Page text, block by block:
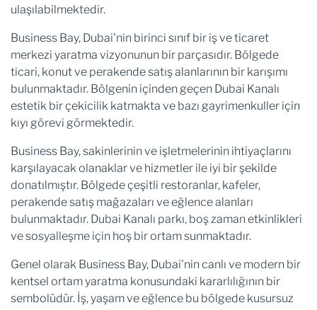
ulaşılabilmektedir.
Business Bay, Dubai'nin birinci sınıf bir iş ve ticaret
merkezi yaratma vizyonunun bir parçasıdır. Bölgede
ticari, konut ve perakende satış alanlarının bir karışımı
bulunmaktadır. Bölgenin içinden geçen Dubai Kanalı
estetik bir çekicilik katmakta ve bazı gayrimenkuller için
kıyı görevi görmektedir.
Business Bay, sakinlerinin ve işletmelerinin ihtiyaçlarını
karşılayacak olanaklar ve hizmetler ile iyi bir şekilde
donatılmıştır. Bölgede çeşitli restoranlar, kafeler,
perakende satış mağazaları ve eğlence alanları
bulunmaktadır. Dubai Kanalı parkı, boş zaman etkinlikleri
ve sosyalleşme için hoş bir ortam sunmaktadır.
Genel olarak Business Bay, Dubai'nin canlı ve modern bir
kentsel ortam yaratma konusundaki kararlılığının bir
sembolüdür. İş, yaşam ve eğlence bu bölgede kusursuz